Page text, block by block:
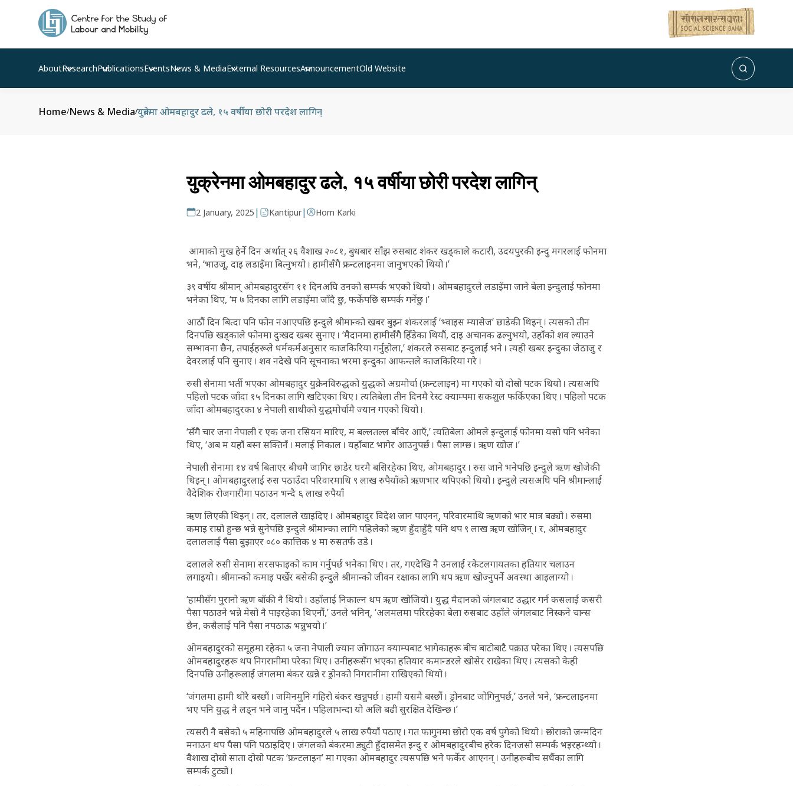
AboutResearchPublicationsEventsNews & MediaExternal ResourcesAnnouncementOld Website
Home/News & Media/युक्रेनमा ओमबहादुर ढले, १५ वर्षीया छोरी परदेश लागिन्
युक्रेनमा ओमबहादुर ढले, १५ वर्षीया छोरी परदेश लागिन्
2 January, 2025 | Kantipur| Hom Karki
आमाको मुख हेर्ने दिन अर्थात् २६ वैशाख २०८१, बुधबार साँझ रुसबाट शंकर खड्काले कटारी, उदयपुरकी इन्दु मगरलाई फोनमा
भने, ‘भाउजू, दाइ लडाइँमा बित्नुभयो । हामीसँगै फ्रन्टलाइनमा जानुभएको थियो ।’
३९ वर्षीय श्रीमान् ओमबहादुरसँग ११ दिनअघि उनको सम्पर्क भएको थियो । ओमबहादुरले लडाइँमा जाने बेला इन्दुलाई फोनमा
भनेका थिए, ‘म ७ दिनका लागि लडाइँमा जाँदै छु, फर्केपछि सम्पर्क गर्नेछु ।’
आठौं दिन बित्दा पनि फोन नआएपछि इन्दुले श्रीमान्को खबर बुझ्न शंकरलाई ‘भ्वाइस म्यासेज’ छाडेकी थिइन् । त्यसको तीन
दिनपछि खड्काले फोनमा दुःखद खबर सुनाए । ‘मैदानमा हामीसँगै हिँडेका थियौं, दाइ अचानक ढल्नुभयो, उहाँको शव ल्याउने
सम्भावना छैन, तपाईंहरूले धर्मकर्मअनुसार काजकिरिया गर्नुहोला,’ शंकरले रुसबाट इन्दुलाई भने । त्यही खबर इन्दुका जेठाजु र
देवरलाई पनि सुनाए । शव नदेखे पनि सूचनाका भरमा इन्दुका आफन्तले काजकिरिया गरे ।
रुसी सेनामा भर्ती भएका ओमबहादुर युक्रेनविरुद्धको युद्धको अग्रमोर्चा (फ्रन्टलाइन) मा गएको यो दोस्रो पटक थियो । त्यसअघि
पहिलो पटक जाँदा १५ दिनका लागि खटिएका थिए । त्यतिबेला तीन दिनमै रेस्ट क्याम्पमा सकशुल फर्किएका थिए । पहिलो पटक
जाँदा ओमबहादुरका ४ नेपाली साथीको युद्धमोर्चामै ज्यान गएको थियो ।
‘सँगै चार जना नेपाली र एक जना रसियन मारिए, म बल्लतल्ल बाँचेर आएँ,’ त्यतिबेला ओमले इन्दुलाई फोनमा यसो पनि भनेका
थिए, ‘अब म यहाँ बस्न सक्तिनँ । मलाई निकाल । यहाँबाट भागेर आउनुपर्छ । पैसा लाग्छ । ऋण खोज ।’
नेपाली सेनामा १४ वर्ष बिताएर बीचमै जागिर छाडेर घरमै बसिरहेका थिए, ओमबहादुर । रुस जाने भनेपछि इन्दुले ऋण खोजेकी
थिइन् । ओमबहादुरलाई रुस पठाउँदा परिवारमाथि ९ लाख रुपैयाँको ऋणभार थपिएको थियो । इन्दुले त्यसअघि पनि श्रीमान्लाई
वैदेशिक रोजगारीमा पठाउन भन्दै ६ लाख रुपैयाँ
ऋण लिएकी थिइन् । तर, दलालले खाइदिए । ओमबहादुर विदेश जान पाएनन्, परिवारमाथि ऋणको भार मात्र बढ्यो । रुसमा
कमाइ राम्रो हुन्छ भन्ने सुनेपछि इन्दुले श्रीमान्का लागि पहिलेको ऋण हुँदाहुँदै पनि थप ९ लाख ऋण खोजिन् । र, ओमबहादुर
दलाललाई पैसा बुझाएर ०८० कात्तिक ४ मा रुसतर्फ उडे ।
दलालले रुसी सेनामा सरसफाइको काम गर्नुपर्छ भनेका थिए । तर, गएदेखि नै उनलाई रकेटलगायतका हतियार चलाउन
लगाइयो । श्रीमान्को कमाइ पर्खेर बसेकी इन्दुले श्रीमान्को जीवन रक्षाका लागि थप ऋण खोज्नुपर्ने अवस्था आइलाग्यो ।
‘हामीसँग पुरानो ऋण बाँकी नै थियो । उहाँलाई निकाल्न थप ऋण खोजियो । युद्ध मैदानको जंगलबाट उद्धार गर्न कसलाई कसरी
पैसा पठाउने भन्ने मेसो नै पाइरहेका थिएनौं,’ उनले भनिन्, ‘अलमलमा परिरहेका बेला रुसबाट उहाँले जंगलबाट निस्कने चान्स
छैन, कसैलाई पनि पैसा नपठाऊ भन्नुभयो ।’
ओमबहादुरको समूहमा रहेका ५ जना नेपाली ज्यान जोगाउन क्याम्पबाट भागेकाहरू बीच बाटोबाटै पक्राउ परेका थिए । त्यसपछि
ओमबहादुरहरू थप निगरानीमा परेका थिए । उनीहरूसँग भएका हतियार कमान्डरले खोसेर राखेका थिए । त्यसको केही
दिनपछि उनीहरूलाई जंगलमा बंकर खन्ने र ड्रोनको निगरानीमा राखिएको थियो ।
‘जंगलमा हामी थोरै बस्छौं । जमिनमुनि गहिरो बंकर खन्नुपर्छ । हामी यसमै बस्छौं । ड्रोनबाट जोगिनुपर्छ,’ उनले भने, ‘फ्रन्टलाइनमा
भए पनि युद्ध नै लड्न भने जानु पर्दैन । पहिलाभन्दा यो अलि बढी सुरक्षित देखिन्छ ।’
त्यसरी नै बसेको ५ महिनापछि ओमबहादुरले ५ लाख रुपैयाँ पठाए । गत फागुनमा छोरो एक वर्ष पुगेको थियो । छोराको जन्मदिन
मनाउन थप पैसा पनि पठाइदिए । जंगलको बंकरमा ड्युटी हुँदासमेत इन्दु र ओमबहादुरबीच हरेक दिनजसो सम्पर्क भइरहन्थ्यो ।
वैशाख दोस्रो साता दोस्रो पटक ‘फ्रन्टलाइन’ मा गएका ओमबहादुर त्यसपछि भने फर्केर आएनन् । उनीहरूबीच सधैंका लागि
सम्पर्क टुट्यो ।